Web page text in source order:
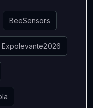
BeeSensors
Expolevante2026